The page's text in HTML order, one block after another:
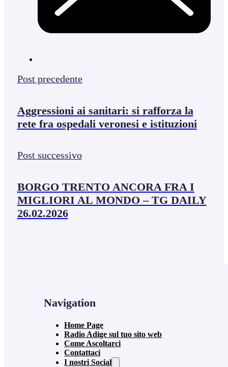
Post precedente
Aggressioni ai sanitari: si rafforza la
rete fra ospedali veronesi e istituzioni
Post successivo
BORGO TRENTO ANCORA FRA I
MIGLIORI AL MONDO – TG DAILY
26.02.2026
Navigation
Home Page
Radio Adige sul tuo sito web
Come Ascoltarci
Contattaci
I nostri Social